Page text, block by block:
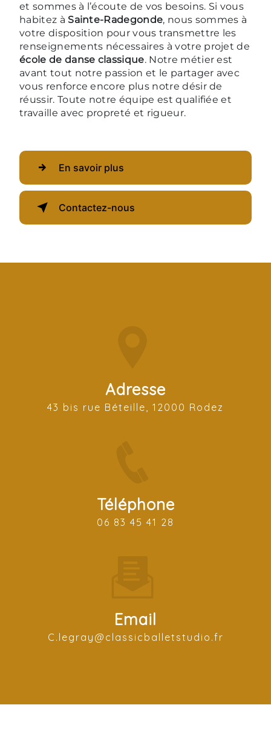
et sommes à l’écoute de vos besoins. Si vous
habitez àSainte-Radegonde, nous sommes à
votre disposition pour vous transmettre les
renseignements nécessaires à votre projet de
école de danse classique. Notre métier est
avant tout notre passion et le partager avec
vous renforce encore plus notre désir de
réussir. Toute notre équipe est qualifiée et
travaille avec propreté et rigueur.
En savoir plus
Contactez-nous
Adresse
43 bis rue Béteille, 12000 Rodez
Téléphone
06 83 45 41 28
Email
c.legray@classicballetstudio.fr